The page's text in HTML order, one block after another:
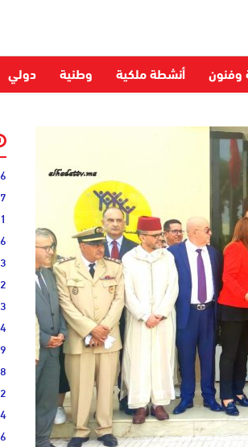
وفنون أنشطة ملكية وطنية دولي